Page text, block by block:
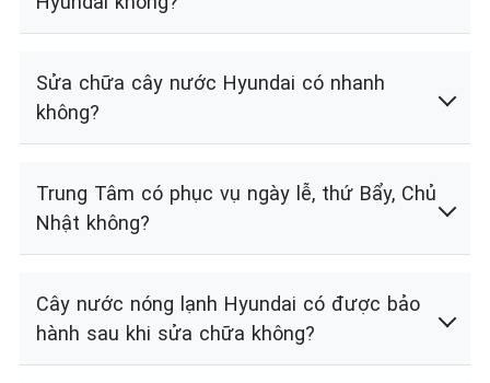
Sửa chữa cây nước Hyundai có nhanh
không?
Trung Tâm có phục vụ ngày lễ, thứ Bẩy, Chủ
Nhật không?
Cây nước nóng lạnh Hyundai có được bảo
hành sau khi sửa chữa không?